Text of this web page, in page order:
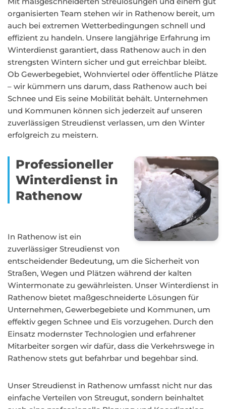
organisierten Team stehen wir in Rathenow bereit, um
auch bei extremen Wetterbedingungen schnell und
effizient zu handeln. Unsere langjährige Erfahrung im
Winterdienst garantiert, dass Rathenow auch in den
strengsten Wintern sicher und gut erreichbar bleibt.
Ob Gewerbegebiet, Wohnviertel oder öffentliche Plätze
– wir kümmern uns darum, dass Rathenow auch bei
Schnee und Eis seine Mobilität behält. Unternehmen
und Kommunen können sich jederzeit auf unseren
zuverlässigen Streudienst verlassen, um den Winter
erfolgreich zu meistern.
Professioneller
Winterdienst in
Rathenow
In Rathenow ist ein
zuverlässiger Streudienst von
entscheidender Bedeutung, um die Sicherheit von
Straßen, Wegen und Plätzen während der kalten
Wintermonate zu gewährleisten. Unser Winterdienst in
Rathenow bietet maßgeschneiderte Lösungen für
Unternehmen, Gewerbegebiete und Kommunen, um
effektiv gegen Schnee und Eis vorzugehen. Durch den
Einsatz modernster Technologien und erfahrener
Mitarbeiter sorgen wir dafür, dass die Verkehrswege in
Rathenow stets gut befahrbar und begehbar sind.
Unser Streudienst in Rathenow umfasst nicht nur das
einfache Verteilen von Streugut, sondern beinhaltet